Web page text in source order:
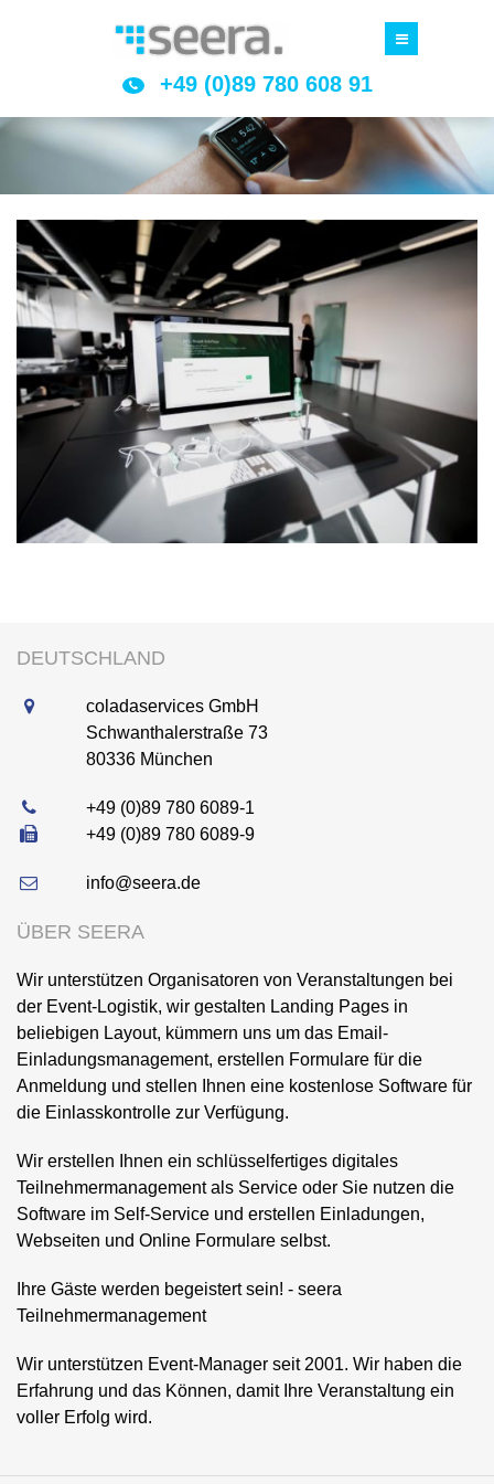
+49 (0)89 780 608 91
DEUTSCHLAND
coladaservices GmbH
Schwanthalerstraße 73
80336 München
+49 (0)89 780 6089-1
+49 (0)89 780 6089-9
info@seera.de
ÜBER SEERA
Wir unterstützen Organisatoren von Veranstaltungen bei
der Event-Logistik, wir gestalten Landing Pages in
beliebigen Layout, kümmern uns um das Email-
Einladungsmanagement, erstellen Formulare für die
Anmeldung und stellen Ihnen eine kostenlose Software für
die Einlasskontrolle zur Verfügung.
Wir erstellen Ihnen ein schlüsselfertiges digitales
Teilnehmermanagement als Service oder Sie nutzen die
Software im Self-Service und erstellen Einladungen,
Webseiten und Online Formulare selbst.
Ihre Gäste werden begeistert sein! - seera
Teilnehmermanagement
Wir unterstützen Event-Manager seit 2001. Wir haben die
Erfahrung und das Können, damit Ihre Veranstaltung ein
voller Erfolg wird.